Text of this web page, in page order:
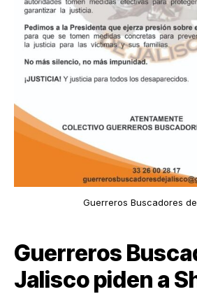
Guerreros Buscadores
Guerreros
Jalisco piden a